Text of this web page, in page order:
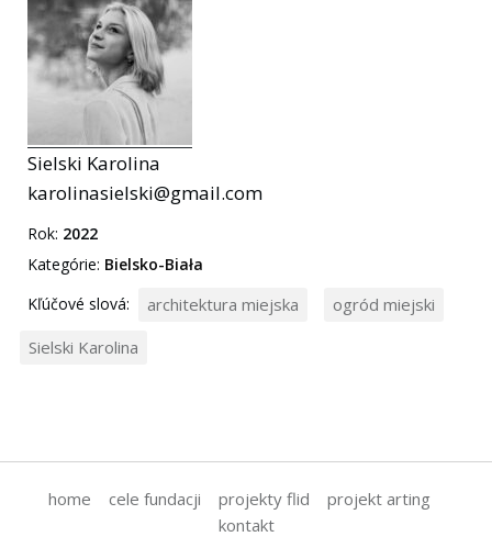
Sielski Karolina
karolinasielski@gmail.com
Rok: 2022
Kategórie: Bielsko-Biała
Kľúčové slová:
architektura miejska
ogród miejski
Sielski Karolina
home cele fundacji projekty flid
projekt arting
kontakt